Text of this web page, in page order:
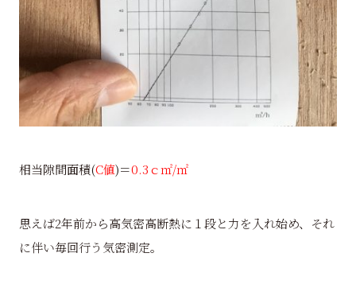
相当隙間面積(C値)＝0.3ｃ㎡/㎡
思えば2年前から高気密高断熱に１段と力を入れ始め、それ
に伴い毎回行う気密測定。